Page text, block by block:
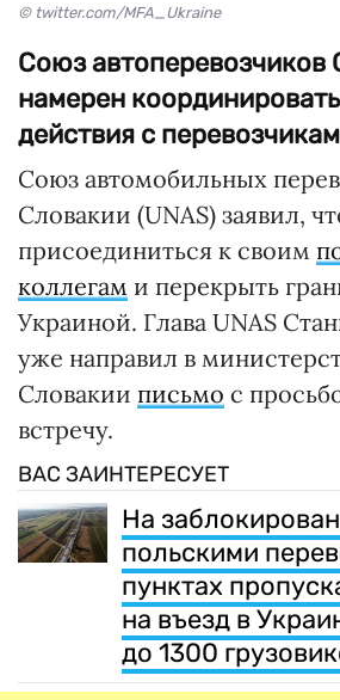
© twitter.com/MFA_Ukraine
Союз автоперевозчиков
намерен
действия с
Союз автомобильных
Словакии (UNAS) заявил,
присоединиться к своим
коллегам и перекрыть
Украиной. Глава UNAS
уже направил в
Словакии письмо с
встречу.
ВАС ЗАИНТЕРЕСУЕТ
На
польскими
пунктах
на въезд в
до 1300